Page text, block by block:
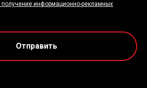
получение информационно-рекламных
Отправить